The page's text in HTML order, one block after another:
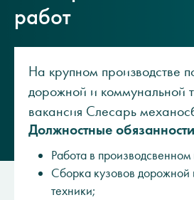
работ
На крупном производстве
дорожной и коммунальной
вакансия Слесарь
Должностные обязанности
Работа в производсвенном
Сборка кузовов дорожной
техники;